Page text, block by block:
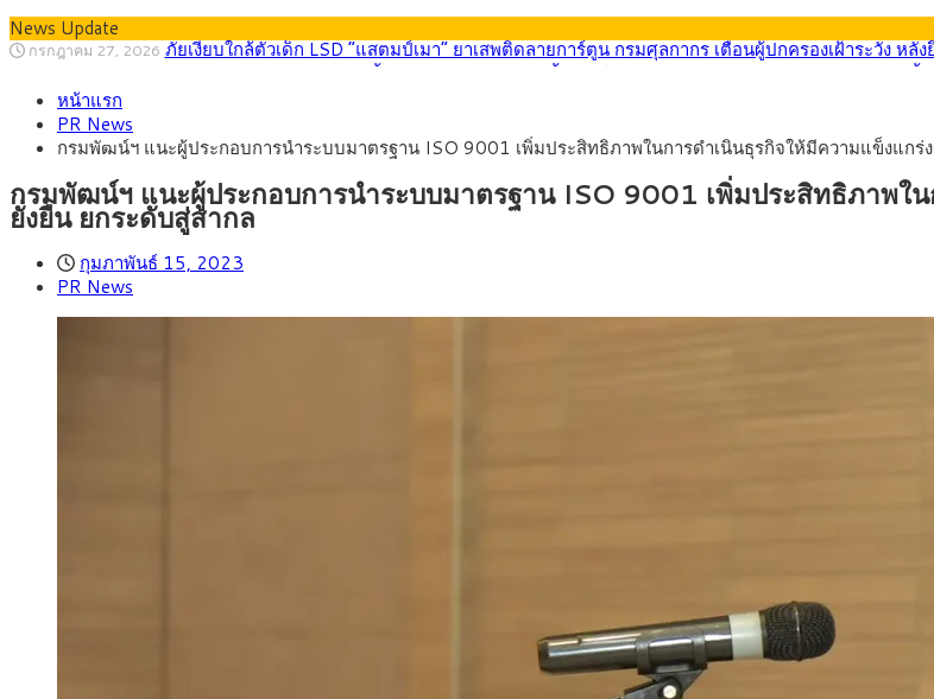
News Update
กรกฎาคม 27, 2026 กรุงศรี คาดเงินบาทสัปดาห์นี้ (27–31 ก.ค. 2569) ซื้อขายในกรอบ 33.40-34.00 มองเฟดคงดอกเบี้ย
สิงหาคม 4, 2026
สิงหาคม 3, 2026
สิงหาคม 1, 2026 “เอกนิติ” เปิดเครื่องยนต์เศรษฐกิจใหม่ของไทย เดินหน้า 5 ยุทธศาสตร์ รื้อโครงสร้างเศรษฐกิจ ดันไทยโต
กรกฎาคม 27, 2026 ภัยเงียบใกล้ตัวเด็ก LSD “แสตมป์เมา” ยาเสพติดลายการ์ตูน กรมศุลกากร เตือนผู้ปกครองเฝ้าระวัง หลั
หน้าแรก
PR News
กรมพัฒน์ฯ แนะผู้ประกอบการนำระบบมาตรฐาน ISO 9001 เพิ่มประสิทธิภาพในการดำเนินธุรกิจให้มีความแข็งแกร่
กรมพัฒน์ฯ แนะผู้ประกอบการนำระบบมาตรฐาน ISO 9001 เพิ่มประสิทธิภาพใ
ยั่งยืน ยกระดับสู่สากล
กุมภาพันธ์ 15, 2023
PR News